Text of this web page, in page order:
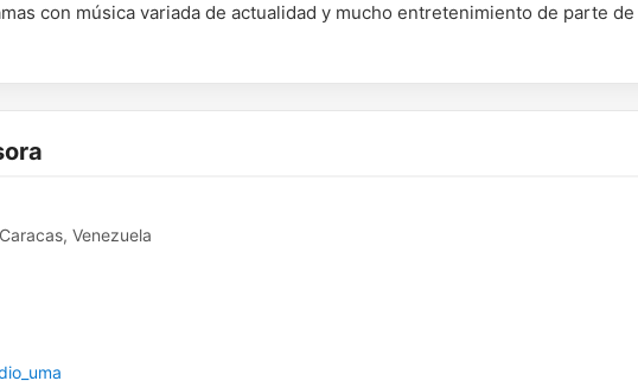
con música variada de actualidad y mucho entretenimiento de parte de
Venezuela